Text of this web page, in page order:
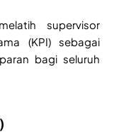
supervisor
(KPI) sebagai
bagi seluruh